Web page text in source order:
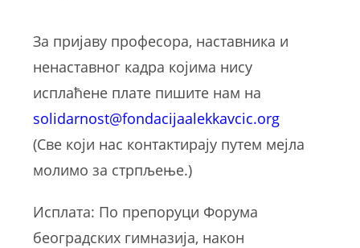
За пријаву професора, наставника и
ненаставног кадра којима нису
исплаћене плате пишите нам на
solidarnost@fondacijaalekkavcic.org
(Све који нас контактирају путем мејла
молимо за стрпљење.)
Исплата: По препоруци Форума
београдских гимназија, након